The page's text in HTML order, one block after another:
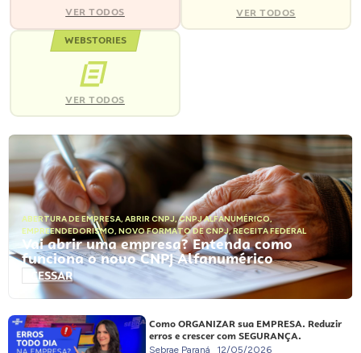
VER TODOS VER TODOS
WEBSTORIES
VER TODOS
ABERTURA DE EMPRESA, ABRIR CNPJ,CNPJ ALFANUMÉRICO,
EMPREENDEDORISMO, NOVO FORMATO DE CNPJ,RECEITA FEDERAL
Vai abrir uma empresa? Entenda como
funciona o novo CNPJ Alfanumérico
ACESSAR
Como ORGANIZAR sua EMPRESA. Reduzir
erros e crescer com SEGURANÇA.
Sebrae Paraná 12/05/2026